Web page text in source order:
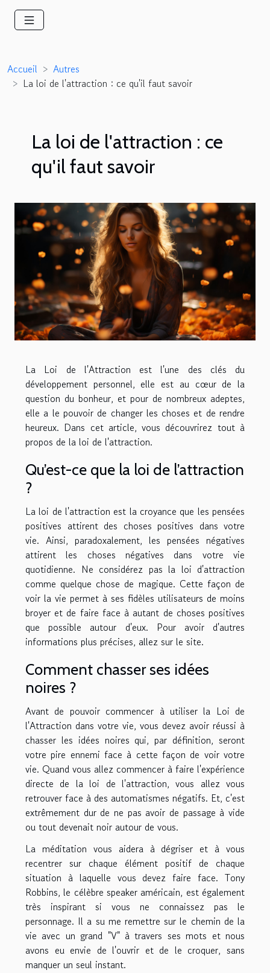
Accueil
Autres
La loi de l'attraction : ce qu'il faut savoir
La loi de l'attraction : ce
qu'il faut savoir
La Loi de l'Attraction est l'une des clés du
développement personnel, elle est au cœur de la
question du bonheur, et pour de nombreux adeptes,
elle a le pouvoir de changer les choses et de rendre
heureux. Dans cet article, vous découvrirez tout à
propos de la loi de l'attraction.
Qu’est-ce que la loi de l’attraction
?
La loi de l'attraction est la croyance que les pensées
positives attirent des choses positives dans votre
vie. Ainsi, paradoxalement, les pensées négatives
attirent les choses négatives dans votre vie
quotidienne. Ne considérez pas la loi d'attraction
comme quelque chose de magique. Cette façon de
voir la vie permet à ses fidèles utilisateurs de moins
broyer et de faire face à autant de choses positives
que possible autour d'eux. Pour avoir d'autres
informations plus précises, allez sur le site.
Comment chasser ses idées
noires ?
Avant de pouvoir commencer à utiliser la Loi de
l'Attraction dans votre vie, vous devez avoir réussi à
chasser les idées noires qui, par définition, seront
votre pire ennemi face à cette façon de voir votre
vie. Quand vous allez commencer à faire l'expérience
directe de la loi de l'attraction, vous allez vous
retrouver face à des automatismes négatifs. Et, c'est
extrêmement dur de ne pas avoir de passage à vide
ou tout devenait noir autour de vous.
La méditation vous aidera à dégriser et à vous
recentrer sur chaque élément positif de chaque
situation à laquelle vous devez faire face. Tony
Robbins, le célèbre speaker américain, est également
très inspirant si vous ne connaissez pas le
personnage. Il a su me remettre sur le chemin de la
vie avec un grand "V" à travers ses mots et nous
avons eu envie de l'ouvrir et de le croquer, sans
manquer un seul instant.